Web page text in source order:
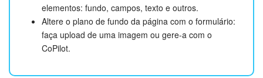
elementos: fundo, campos, texto e outros.
Altere o plano de fundo da página com o formulário:
faça upload de uma imagem ou gere-a com o
CoPilot.